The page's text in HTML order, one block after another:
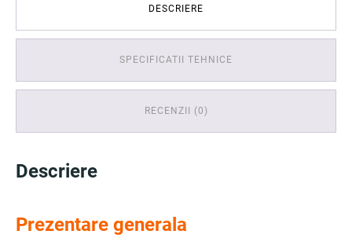
DESCRIERE
SPECIFICATII TEHNICE
RECENZII (0)
Descriere
Prezentare generala